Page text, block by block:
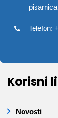
Telefon:
Korisni
Novosti